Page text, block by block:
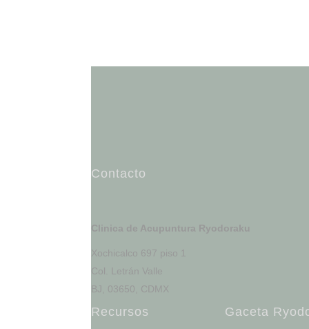
Contacto
Clinica de Acupuntura Ryodoraku
Xochicalco 697 piso 1
Col. Letrán Valle
BJ, 03650, CDMX
Recursos Gaceta